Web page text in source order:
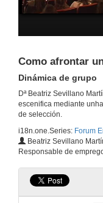
Como afrontar
Dinámica de grupo
Dª Beatriz Sevillano
escenifica mediante
de selección.
i18n.one.Series: Forum
Beatriz Sevillano
Responsable de